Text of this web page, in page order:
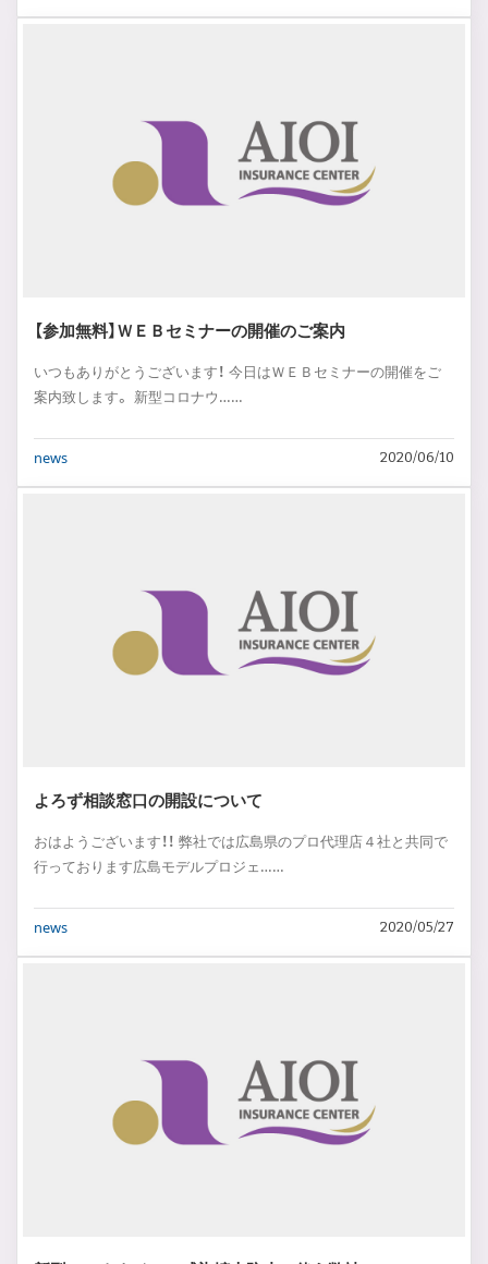
【参加無料】ＷＥＢセミナーの開催のご案内
いつもありがとうございます！ 今日はＷＥＢセミナーの開催をご
案内致します。 新型コロナウ……
news 2020/06/10
よろず相談窓口の開設について
おはようございます！！ 弊社では広島県のプロ代理店４社と共同で
行っております広島モデルプロジェ……
news 2020/05/27